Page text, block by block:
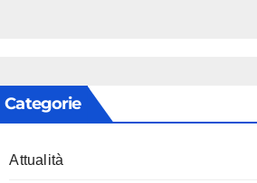
Categorie
Attualità